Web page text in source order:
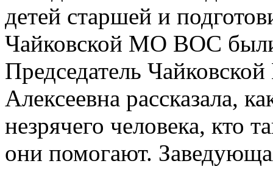
детей старшей и
Чайковской МО ВОС
Председатель
Алексеевна рассказала,
незрячего человека, кто
они помогают.